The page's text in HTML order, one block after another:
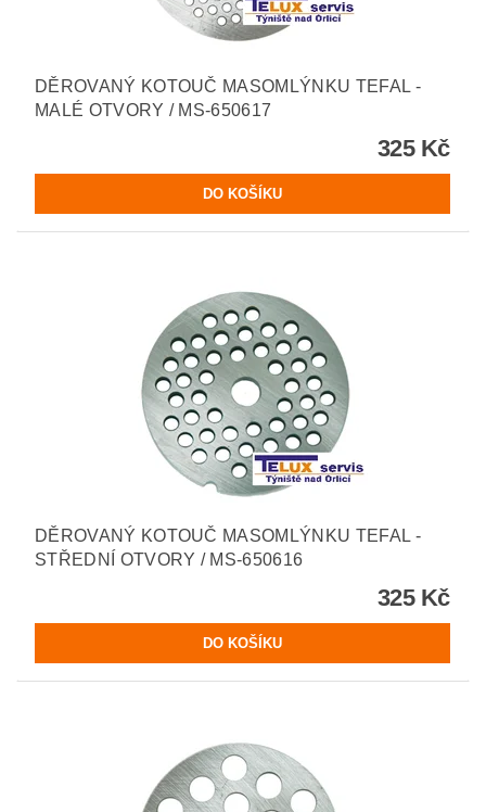
DĚROVANÝ KOTOUČ MASOMLÝNKU TEFAL -
MALÉ OTVORY / MS-650617
325 Kč
DĚROVANÝ KOTOUČ MASOMLÝNKU TEFAL -
STŘEDNÍ OTVORY / MS-650616
325 Kč